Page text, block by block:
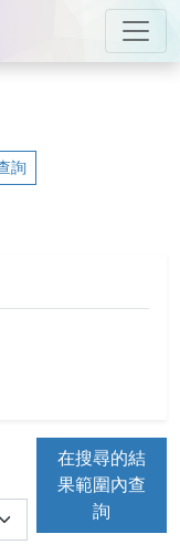
詢
在搜尋的結
果範圍內查
詢